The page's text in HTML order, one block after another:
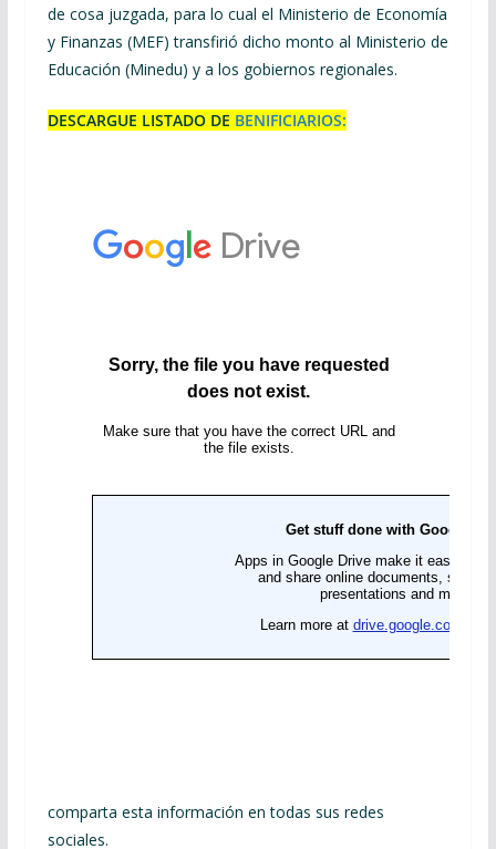
de cosa juzgada, para lo cual el Ministerio de Economía
y Finanzas (MEF) transfirió dicho monto al Ministerio de
Educación (Minedu) y a los gobiernos regionales.
DESCARGUE LISTADO DE BENIFICIARIOS:
comparta esta información en todas sus redes
sociales.